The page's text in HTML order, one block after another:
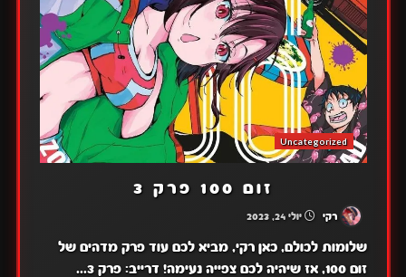
Uncategorized
זום 100 פרק 3
רקי יולי 24, 2023
שלומות לכולם, כאן רקי, מביא לכם עוד פרק מדהים של
זום 100, אז שיהיה לכם צפייה נעימה! דרייב: פרק 3...